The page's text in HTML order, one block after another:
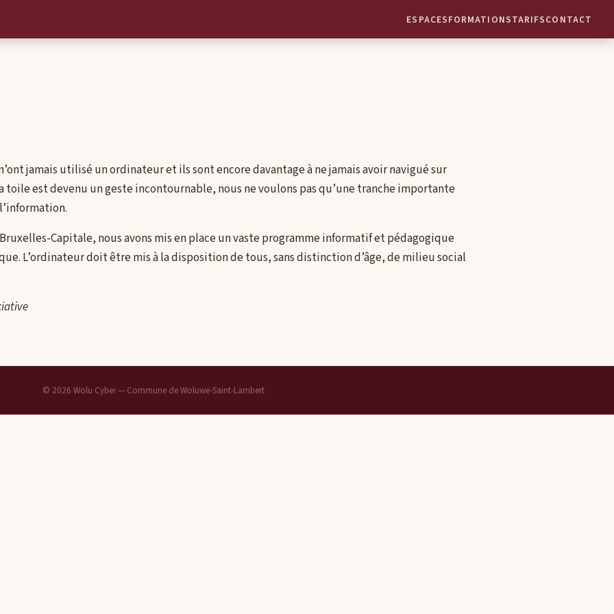
ESPACESFORMATIONSTARIFSCONTACT
jamais utilisé un ordinateur et ils sont encore davantage à ne jamais avoir navigué sur
toile est devenu un geste incontournable, nous ne voulons pas qu’une tranche importante
Capitale, nous avons mis en place un vaste programme informatif et pédagogique
L’ordinateur doit être mis à la disposition de tous, sans distinction d’âge, de milieu social
© 2026 Wolu Cyber — Commune de Woluwe-Saint-Lambert